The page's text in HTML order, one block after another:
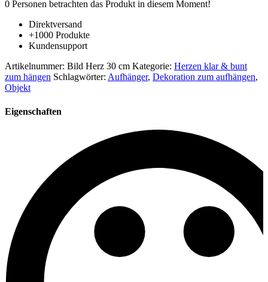
Sally
Herz
Fensterbild
Durchmesser
cm
Pappmache
bunt
0 Personen betrachten das Produkt in diesem Moment!
Direktversand
+1000 Produkte
Kundensupport
Artikelnummer: Bild Herz 30 cm Kategorie: Herzen klar & bunt
zum hängen Schlagwörter: Aufhänger, Dekoration zum aufhängen,
Objekt
Eigenschaften